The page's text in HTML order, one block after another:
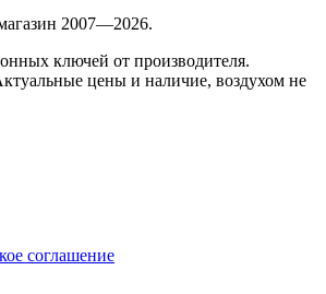
2007—2026.
ключей от производителя.
цены и наличие, воздухом не
соглашение